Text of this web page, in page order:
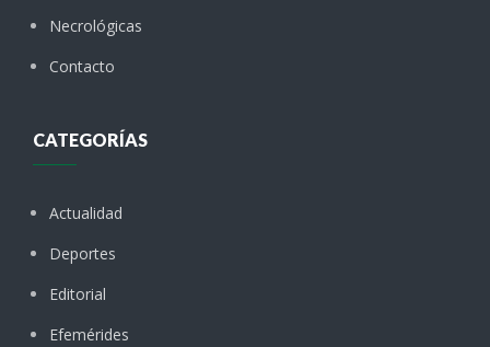
Necrológicas
Contacto
CATEGORÍAS
Actualidad
Deportes
Editorial
Efemérides